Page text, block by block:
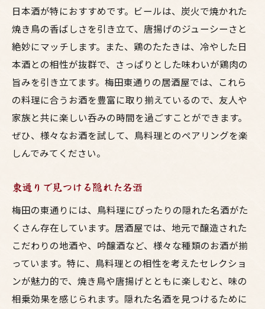
日本酒が特におすすめです。ビールは、炭火で焼かれた
焼き鳥の香ばしさを引き立て、唐揚げのジューシーさと
絶妙にマッチします。また、鶏のたたきは、冷やした日
本酒との相性が抜群で、さっぱりとした味わいが鶏肉の
旨みを引き立てます。梅田東通りの居酒屋では、これら
の料理に合うお酒を豊富に取り揃えているので、友人や
家族と共に楽しい呑みの時間を過ごすことができます。
ぜひ、様々なお酒を試して、鳥料理とのペアリングを楽
しんでみてください。
東通りで見つける隠れた名酒
梅田の東通りには、鳥料理にぴったりの隠れた名酒がた
くさん存在しています。居酒屋では、地元で醸造された
こだわりの地酒や、吟醸酒など、様々な種類のお酒が揃
っています。特に、鳥料理との相性を考えたセレクショ
ンが魅力的で、焼き鳥や唐揚げとともに楽しむと、味の
相乗効果を感じられます。隠れた名酒を見つけるために